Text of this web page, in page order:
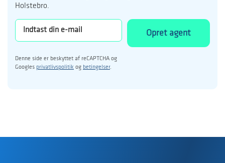
Holstebro.
Opret agent
Denne side er beskyttet af reCAPTCHA og
Googles privatlivspolitik og betingelser.